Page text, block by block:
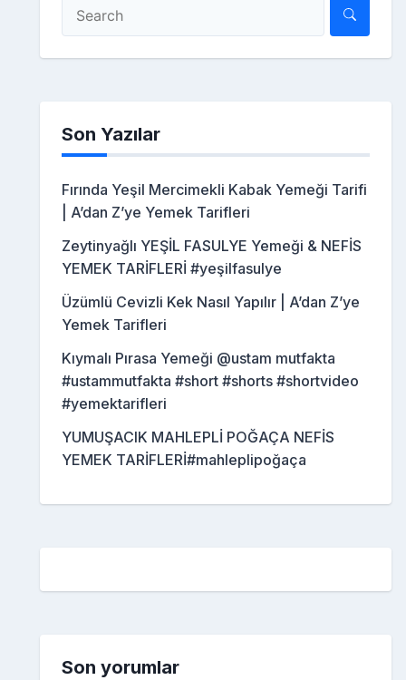
Son Yazılar
Fırında Yeşil Mercimekli Kabak Yemeği Tarifi
| A’dan Z’ye Yemek Tarifleri
Zeytinyağlı YEŞİL FASULYE Yemeği & NEFİS
YEMEK TARİFLERİ #yeşilfasulye
Üzümlü Cevizli Kek Nasıl Yapılır | A’dan Z’ye
Yemek Tarifleri
Kıymalı Pırasa Yemeği @ustam mutfakta
#ustammutfakta #short #shorts #shortvideo
#yemektarifleri
YUMUŞACIK MAHLEPLİ POĞAÇA NEFİS
YEMEK TARİFLERİ#mahleplipoğaça
Son yorumlar